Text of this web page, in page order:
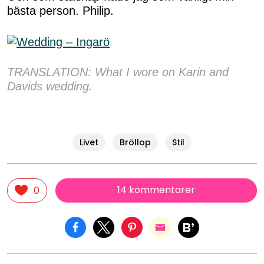
bästa person. Philip.
TRANSLATION: What I wore on Karin and
Davids wedding.
Livet Bröllop Stil
0 14 kommentarer